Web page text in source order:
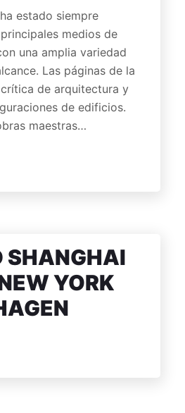
estado siempre
medios de
una amplia variedad
Las páginas de la
de arquitectura y
de edificios.
maestras…
SHANGHAI
YORK